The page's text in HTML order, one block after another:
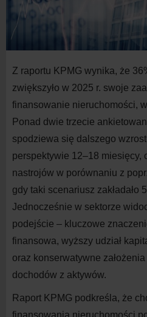
Z raportu KPMG wynika, że
zwiększyło w 2025 r. swoje
finansowanie nieruchomości,
Ponad dwie trzecie
spodziewa się dalszego
perspektywie 12–1 8 miesięcy,
nastrojów w porównaniu z
gdy taki scenariusz zakładało
Jednocześnie w sektorze
podejście – kluczowe
finansowa, wyższy udział
oraz konserwatywne
dochodów z aktywów.
Raport KPMG podkreśla, że